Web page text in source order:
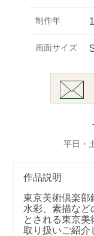
制作年
画面サイズ
平日・
作品説明
東京美術倶楽部
水彩、素描など
とされる東京
取り扱いご紹介